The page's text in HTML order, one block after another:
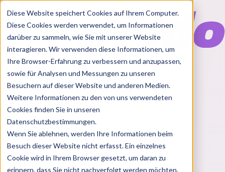
Diese Website speichert Cookies auf Ihrem Computer.
Diese Cookies werden verwendet, um Informationen
darüber zu sammeln, wie Sie mit unserer Website
interagieren. Wir verwenden diese Informationen, um
Ihre Browser-Erfahrung zu verbessern und anzupassen,
sowie für Analysen und Messungen zu unseren
Besuchern auf dieser Website und anderen Medien.
Weitere Informationen zu den von uns verwendeten
Cookies finden Sie in unseren
Datenschutzbestimmungen.
Wenn Sie ablehnen, werden Ihre Informationen beim
Besuch dieser Website nicht erfasst. Ein einzelnes
Cookie wird in Ihrem Browser gesetzt, um daran zu
erinnern, dass Sie nicht nachverfolgt werden möchten.
Features
Solutions
BlogChartsRabatt CodesPakete
Login